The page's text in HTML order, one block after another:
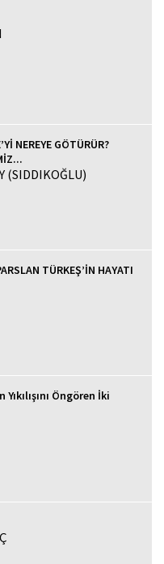
NEREYE GÖTÜRÜR?
(SIDDIKOĞLU)
TÜRKEŞ’İN HAYATI
Öngören İki